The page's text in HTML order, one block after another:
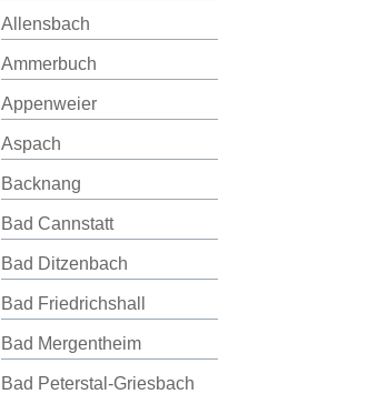
Allensbach
Ammerbuch
Appenweier
Aspach
Backnang
Bad Cannstatt
Bad Ditzenbach
Bad Friedrichshall
Bad Mergentheim
Bad Peterstal-Griesbach